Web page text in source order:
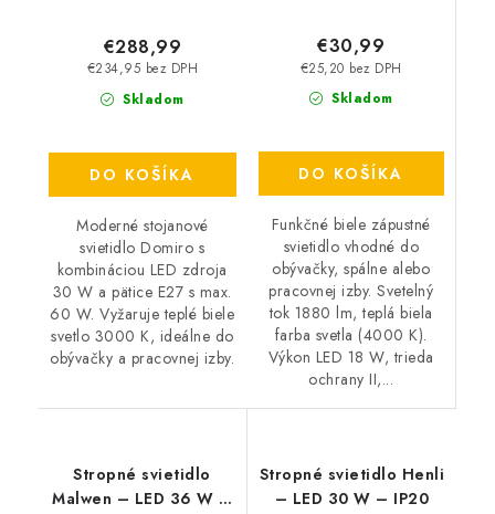
Skladom
€234,95 bez DPH
€288,99
DO KOŠÍKA
Moderné stojanové
svietidlo Domiro s
kombináciou LED zdroja
30 W a pätice E27 s max.
60 W. Vyžaruje teplé biele
svetlo 3000 K, ideálne do
obývačky a pracovnej izby.
Skladom
€25,20 bez DPH
€30,99
DO KOŠÍKA
Funkčné biele zápustné
svietidlo vhodné do
obývačky, spálne alebo
pracovnej izby. Svetelný
tok 1880 lm, teplá biela
farba svetla (4000 K).
Výkon LED 18 W, trieda
ochrany II,...
Stropné svietidlo
Malwen – LED 36 W –
Stropné svietidlo Henli
– LED 30 W – IP20